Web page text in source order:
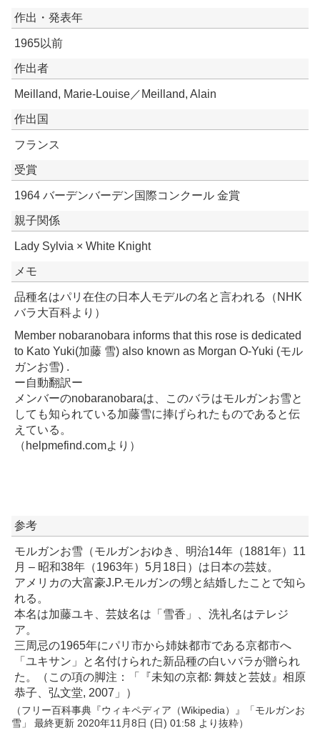
作出・発表年
1965以前
作出者
Meilland, Marie-Louise／Meilland, Alain
作出国
フランス
受賞
1964 バーデンバーデン国際コンクール 金賞
親子関係
Lady Sylvia × White Knight
メモ
品種名はパリ在住の日本人モデルの名と言われる（NHK
バラ大百科より）
Member nobaranobara informs that this rose is dedicated
to Kato Yuki(加藤 雪) also known as Morgan O-Yuki (モル
ガンお雪) .
ー自動翻訳ー
メンバーのnobaranobaraは、このバラはモルガンお雪と
しても知られている加藤雪に捧げられたものであると伝
えている。
（helpmefind.comより）
参考
モルガンお雪（モルガンおゆき、明治14年（1881年）11
月 – 昭和38年（1963年）5月18日）は日本の芸妓。
アメリカの大富豪J.P.モルガンの甥と結婚したことで知ら
れる。
本名は加藤ユキ、芸妓名は「雪香」、洗礼名はテレジ
ア。
三周忌の1965年にパリ市から姉妹都市である京都市へ
「ユキサン」と名付けられた新品種の白いバラが贈られ
た。（この項の脚注：「『未知の京都: 舞妓と芸妓』相原
恭子、弘文堂, 2007」）
（フリー百科事典『ウィキペディア（Wikipedia）』「モルガンお
雪」 最終更新 2020年11月8日 (日) 01:58 より抜粋）